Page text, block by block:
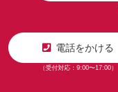
電話をかける
（受付対応：9:00〜17:00）